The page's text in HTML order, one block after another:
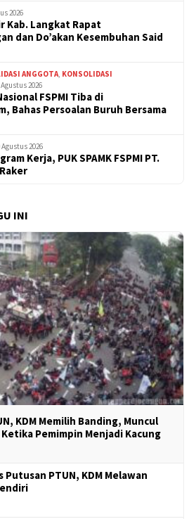
2026
Kab. Langkat Rapat
dan Do’akan Kesembuhan Said
ANGGOTA KONSOLIDASI
Agustus 2026
FSPMI Tiba di
Bahas Persoalan Buruh Bersama
Agustus 2026
Kerja, PUK SPAMK FSPMI PT.
INI
KDM Memilih Banding, Muncul
Pemimpin Menjadi Kacung
Putusan PTUN, KDM Melawan